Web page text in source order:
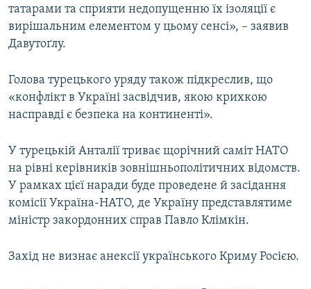
татарами та сприяти недопущенню їх ізоляції є
вирішальним елементом у цьому сенсі», – заявив
Давутоґлу.
Голова турецького уряду також підкреслив, що
«конфлікт в Україні засвідчив, якою крихкою
насправді є безпека на континенті».
У турецькій Анталії триває щорічний саміт НАТО
на рівні керівників зовнішньополітичних відомств.
У рамках цієї наради буде проведене й засідання
комісії Україна-НАТО, де Україну представлятиме
міністр закордонних справ Павло Клімкін.
Захід не визнає анексії українського Криму Росією.